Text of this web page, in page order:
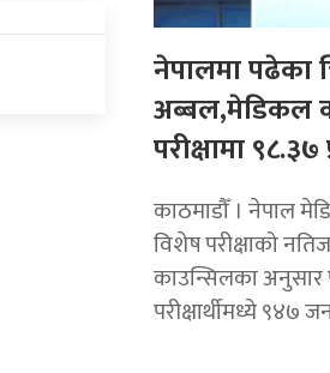
नेपालमा पढेका
अब्बल,मेडिकल
परीक्षामा ९८.३७
काठमाडौँ । नेपाल
विशेष परीक्षाको
काउन्सिलका अनुसार
परीक्षार्थीमध्ये ९४७